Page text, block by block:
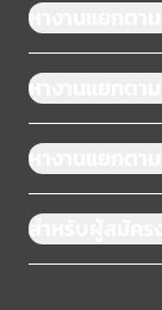
หางานแยกตาม
หางานแยกตาม
หางานแยกตาม
สำหรับผู้สมัครง